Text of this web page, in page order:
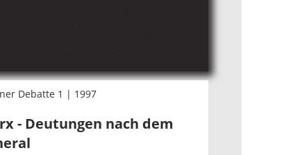
Debatte 1 | 1997
- Deutungen nach dem